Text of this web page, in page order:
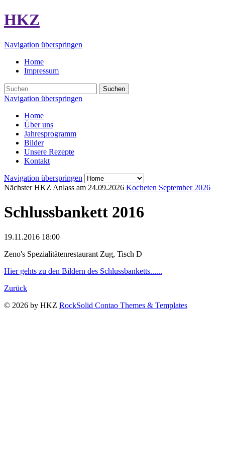
HKZ
Navigation überspringen
Home
Impressum
Suchen
Navigation überspringen
Home
Über uns
Jahresprogramm
Bilder
Unsere Rezepte
Kontakt
Navigation überspringen
Nächster HKZ Anlass am 24.09.2026 Kocheten September 2026
Schlussbankett 2016
19.11.2016 18:00
Zeno's Spezialitätenrestaurant Zug, Tisch D
Hier gehts zu den Bildern des Schlussbanketts......
Zurück
© 2026 by HKZ RockSolid Contao Themes & Templates